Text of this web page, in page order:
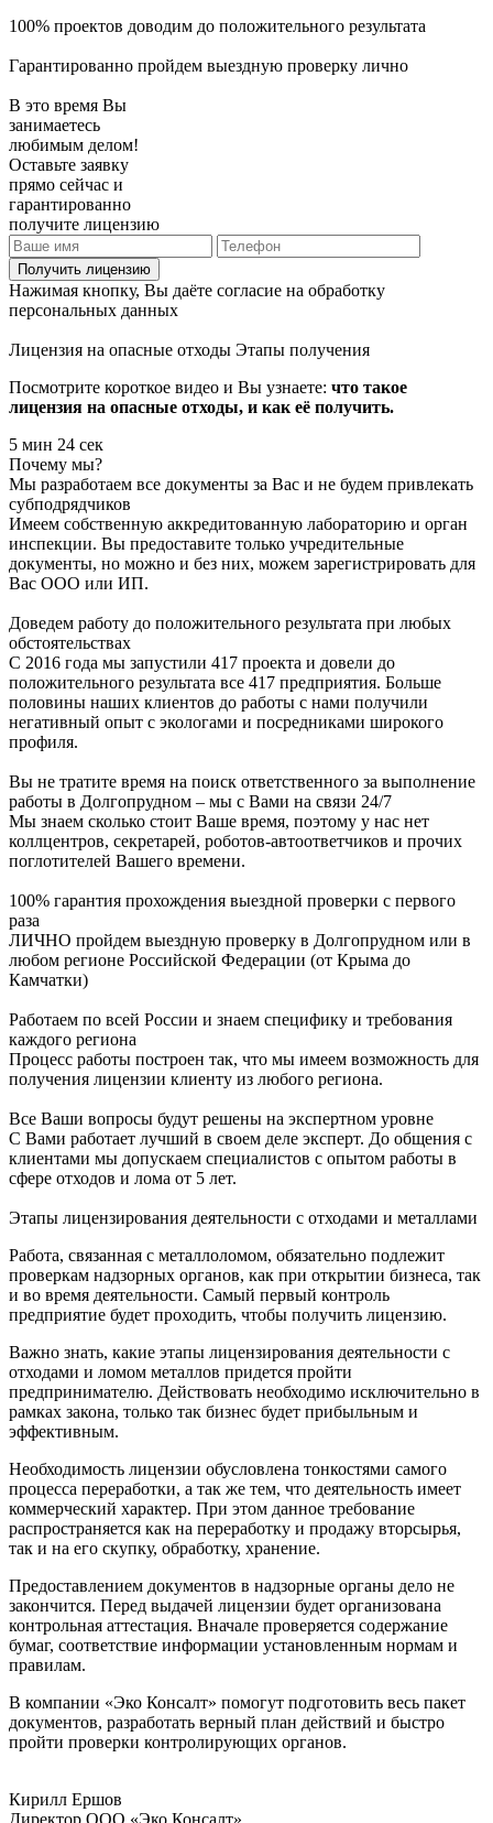
100% проектов доводим до положительного результата
Гарантированно пройдем выездную проверку лично
В это время Вы
занимаетесь
любимым делом!
Оставьте заявку
прямо сейчас и
гарантированно
получите лицензию
Получить лицензию
Нажимая кнопку, Вы даёте согласие на обработку
персональных данных
Лицензия на опасные отходы Этапы получения
Посмотрите короткое видео и Вы узнаете: что такое
лицензия на опасные отходы, и как её получить.
5 мин 24 сек
Почему мы?
Мы разработаем все документы за Вас и не будем привлекать
субподрядчиков
Имеем собственную аккредитованную лабораторию и орган
инспекции. Вы предоставите только учредительные
документы, но можно и без них, можем зарегистрировать для
Вас ООО или ИП.
Доведем работу до положительного результата при любых
обстоятельствах
С 2016 года мы запустили 417 проекта и довели до
положительного результата все 417 предприятия. Больше
половины наших клиентов до работы с нами получили
негативный опыт с экологами и посредниками широкого
профиля.
Вы не тратите время на поиск ответственного за выполнение
работы в Долгопрудном – мы с Вами на связи 24/7
Мы знаем сколько стоит Ваше время, поэтому у нас нет
коллцентров, секретарей, роботов-автоответчиков и прочих
поглотителей Вашего времени.
100% гарантия прохождения выездной проверки с первого
раза
ЛИЧНО пройдем выездную проверку в Долгопрудном или в
любом регионе Российской Федерации (от Крыма до
Камчатки)
Работаем по всей России и знаем специфику и требования
каждого региона
Процесс работы построен так, что мы имеем возможность для
получения лицензии клиенту из любого региона.
Все Ваши вопросы будут решены на экспертном уровне
С Вами работает лучший в своем деле эксперт. До общения с
клиентами мы допускаем специалистов с опытом работы в
сфере отходов и лома от 5 лет.
Этапы лицензирования деятельности с отходами и металлами
Работа, связанная с металлоломом, обязательно подлежит
проверкам надзорных органов, как при открытии бизнеса, так
и во время деятельности. Самый первый контроль
предприятие будет проходить, чтобы получить лицензию.
Важно знать, какие этапы лицензирования деятельности с
отходами и ломом металлов придется пройти
предпринимателю. Действовать необходимо исключительно в
рамках закона, только так бизнес будет прибыльным и
эффективным.
Необходимость лицензии обусловлена тонкостями самого
процесса переработки, а так же тем, что деятельность имеет
коммерческий характер. При этом данное требование
распространяется как на переработку и продажу вторсырья,
так и на его скупку, обработку, хранение.
Предоставлением документов в надзорные органы дело не
закончится. Перед выдачей лицензии будет организована
контрольная аттестация. Вначале проверяется содержание
бумаг, соответствие информации установленным нормам и
правилам.
В компании «Эко Консалт» помогут подготовить весь пакет
документов, разработать верный план действий и быстро
пройти проверки контролирующих органов.
Кирилл Ершов
Директор ООО «Эко Консалт»